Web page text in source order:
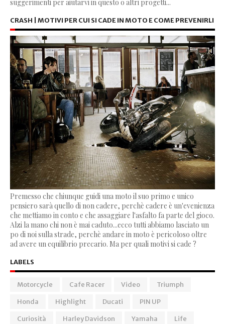
suggerimenti per aiutarvi in questo o altri progetti...
CRASH | MOTIVI PER CUI SI CADE IN MOTO E COME PREVENIRLI
Premesso che chiunque guidi una moto il suo primo e unico
pensiero sarà quello di non cadere, perchè cadere è un'evenienza
che mettiamo in conto e che assaggiare l'asfalto fa parte del gioco.
Alzi la mano chi non è mai caduto...ecco tutti abbiamo lasciato un
po di noi sulla strade, perchè andare in moto è pericoloso oltre
ad avere un equilibrio precario. Ma per quali motivi si cade ?
LABELS
Motorcycle Cafe Racer Video
Triumph
Honda
Highlight Ducati
PIN UP
Curiosità
Harley Davidson Yamaha
Life